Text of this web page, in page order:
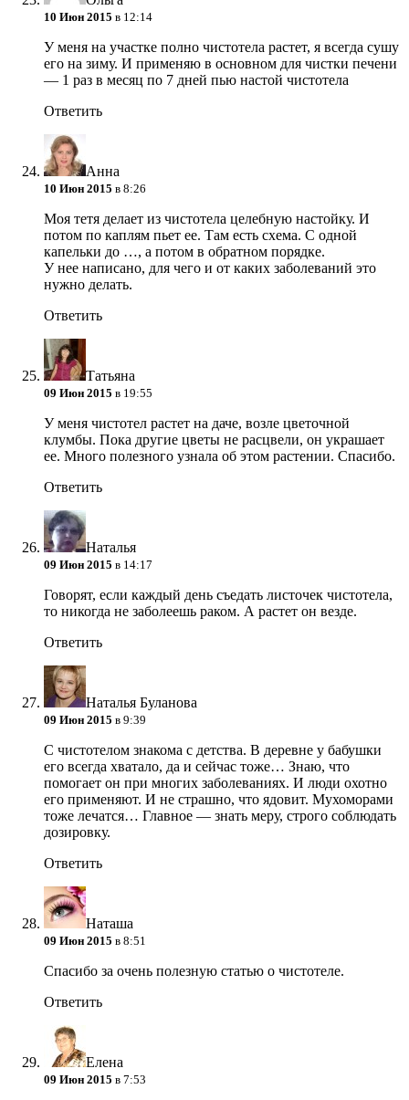
10 Июн 2015 в 12:14
У меня на участке полно чистотела растет, я всегда сушу
его на зиму. И применяю в основном для чистки печени
— 1 раз в месяц по 7 дней пью настой чистотела
Ответить
Анна
10 Июн 2015 в 8:26
Моя тетя делает из чистотела целебную настойку. И
потом по каплям пьет ее. Там есть схема. С одной
капельки до …, а потом в обратном порядке.
У нее написано, для чего и от каких заболеваний это
нужно делать.
Ответить
Татьяна
09 Июн 2015 в 19:55
У меня чистотел растет на даче, возле цветочной
клумбы. Пока другие цветы не расцвели, он украшает
ее. Много полезного узнала об этом растении. Спасибо.
Ответить
Наталья
09 Июн 2015 в 14:17
Говорят, если каждый день съедать листочек чистотела,
то никогда не заболеешь раком. А растет он везде.
Ответить
Наталья Буланова
09 Июн 2015 в 9:39
С чистотелом знакома с детства. В деревне у бабушки
его всегда хватало, да и сейчас тоже… Знаю, что
помогает он при многих заболеваниях. И люди охотно
его применяют. И не страшно, что ядовит. Мухоморами
тоже лечатся… Главное — знать меру, строго соблюдать
дозировку.
Ответить
Наташа
09 Июн 2015 в 8:51
Спасибо за очень полезную статью о чистотеле.
Ответить
Елена
09 Июн 2015 в 7:53